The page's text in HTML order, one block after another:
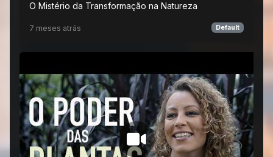
O Mistério da Transformação na Natureza
7 meses atrás Default